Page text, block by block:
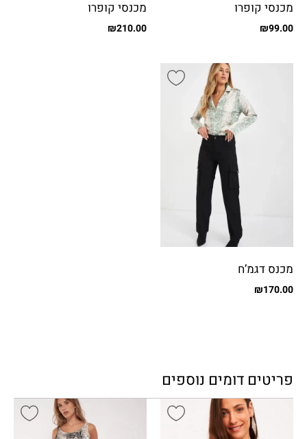
מכנסי קופרו
₪99.00
מכנסי קופרו
₪210.00
מכנס דגמ’ח
₪170.00
פריטים דומים נוספים